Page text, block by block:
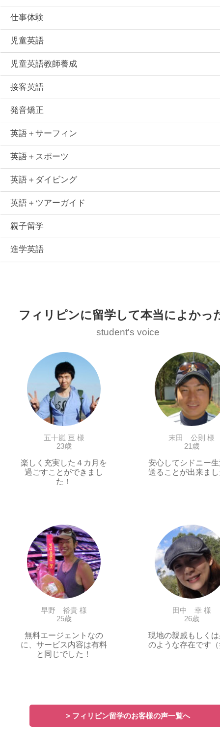
仕事体験
児童英語
児童英語教師養成
接客英語
発音矯正
英語＋サーフィン
英語＋スポーツ
英語＋ダイビング
英語＋ツアーガイド
親子留学
進学英語
フィリピンに留学して本当によかっ
student's voice
五十嵐 亘 様
23歳
楽しく充実した４カ月を
過ごすことができまし
た！
末田 公則 様
21歳
安心してシドニー
送ることが出来ま
早野 裕貴 様
25歳
無料エージェントなの
に、サービス内容は有料
と同じでした！
田中 幸 様
26歳
現地の親戚もしく
のような存在です
> フィリピン留学のお客様の声一覧へ